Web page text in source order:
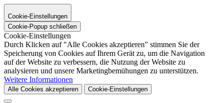
Cookie-Einstellungen
Cookie-Popup schließen
Cookie-Einstellungen
Durch Klicken auf "Alle Cookies akzeptieren" stimmen Sie der
Speicherung von Cookies auf Ihrem Gerät zu, um die Navigation
auf der Website zu verbessern, die Nutzung der Website zu
analysieren und unsere Marketingbemühungen zu unterstützen.
Weitere Informationen
Alle Cookies akzeptieren Cookie-Einstellungen